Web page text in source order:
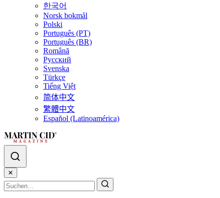
한국어
Norsk bokmål
Polski
Português (PT)
Português (BR)
Română
Русский
Svenska
Türkçe
Tiếng Việt
简体中文
繁體中文
Español (Latinoamérica)
✕